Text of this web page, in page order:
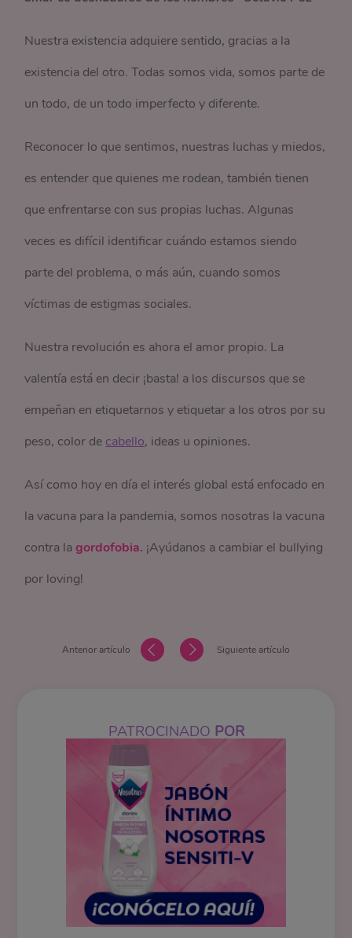
Nuestra existencia adquiere sentido, gracias a la
existencia del otro. Todas somos vida, somos parte de
un todo, de un todo imperfecto y diferente.
Reconocer lo que sentimos, nuestras luchas y miedos,
es entender que quienes me rodean, también tienen
que enfrentarse con sus propias luchas. Algunas
veces es difícil identificar cuándo estamos siendo
parte del problema, o más aún, cuando somos
víctimas de estigmas sociales.
Nuestra revolución es ahora el amor propio. La
valentía está en decir ¡basta! a los discursos que se
empeñan en etiquetarnos y etiquetar a los otros por su
peso, color de cabello, ideas u opiniones.
Así como hoy en día el interés global está enfocado en
la vacuna para la pandemia, somos nosotras la vacuna
contra lagordofobia. ¡Ayúdanos a cambiar el bullying
por loving!
Anterior artículo Siguiente artículo
PATROCINADO POR